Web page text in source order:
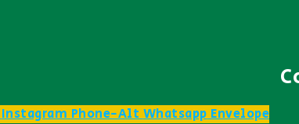
InstagramPhone-AltWhatsappEnvelope